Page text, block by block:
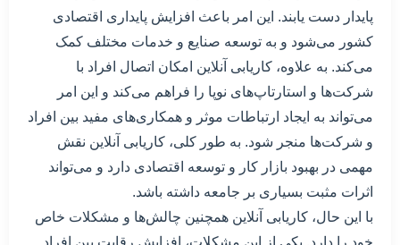
پایدار دست یابند. این امر باعث افزایش پایداری اقتصادی
کشور می‌شود و به توسعه صنایع و خدمات مختلف کمک
می‌کند. به علاوه، کاریابی آنلاین امکان اتصال افراد با
شرکت‌ها و استارتاپ‌های نوپا را فراهم می‌کند و این امر
می‌تواند به ایجاد ارتباطات موثر و همکاری‌های مفید بین افراد
و شرکت‌ها منجر شود. به طور کلی، کاریابی آنلاین نقش
مهمی در بهبود بازار کار و توسعه اقتصادی دارد و می‌تواند
اثرات مثبت بسیاری بر جامعه داشته باشد.
با این حال، کاریابی آنلاین همچنین چالش‌ها و مشکلات خاص
خود را دارد. یکی از این مشکلات، افزایش رقابت بین افراد